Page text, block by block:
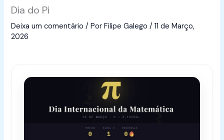
Dia do Pi
Deixa um comentário / Por Filipe Galego/11 de Março,
2026